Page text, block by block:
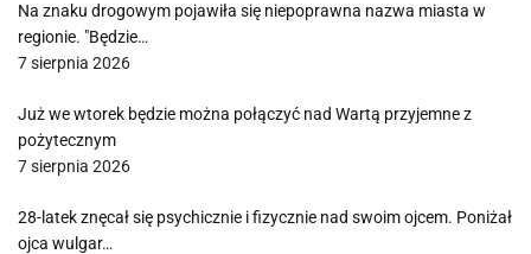
Na znaku drogowym pojawiła się niepoprawna nazwa miasta w
regionie. "Będzie…
7 sierpnia 2026
Już we wtorek będzie można połączyć nad Wartą przyjemne z
pożytecznym
7 sierpnia 2026
28-latek znęcał się psychicznie i fizycznie nad swoim ojcem. Poniżał
ojca wulgar…